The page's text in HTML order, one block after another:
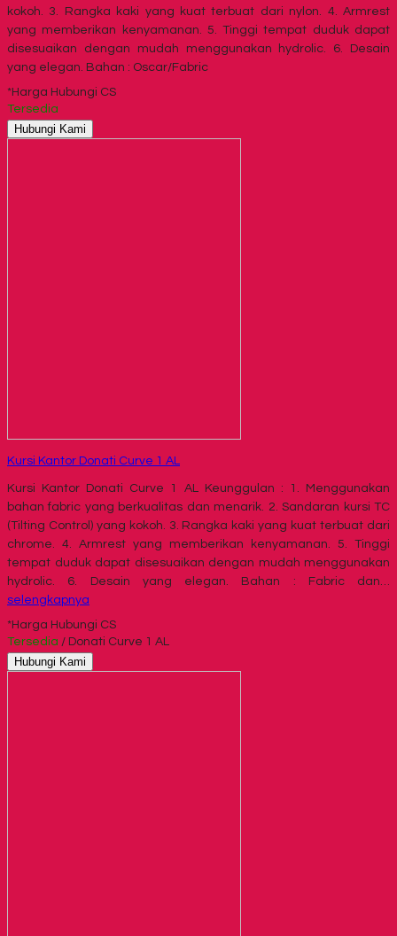
kokoh. 3. Rangka kaki yang kuat terbuat dari nylon. 4. Armrest
yang memberikan kenyamanan. 5. Tinggi tempat duduk dapat
disesuaikan dengan mudah menggunakan hydrolic. 6. Desain
yang elegan. Bahan : Oscar/Fabric
*Harga Hubungi CS
Tersedia
Hubungi Kami
Kursi Kantor Donati Curve 1 AL
Kursi Kantor Donati Curve 1 AL Keunggulan : 1. Menggunakan
bahan fabric yang berkualitas dan menarik. 2. Sandaran kursi TC
(Tilting Control) yang kokoh. 3. Rangka kaki yang kuat terbuat dari
chrome. 4. Armrest yang memberikan kenyamanan. 5. Tinggi
tempat duduk dapat disesuaikan dengan mudah menggunakan
hydrolic. 6. Desain yang elegan. Bahan : Fabric dan…
selengkapnya
*Harga Hubungi CS
Tersedia / Donati Curve 1 AL
Hubungi Kami